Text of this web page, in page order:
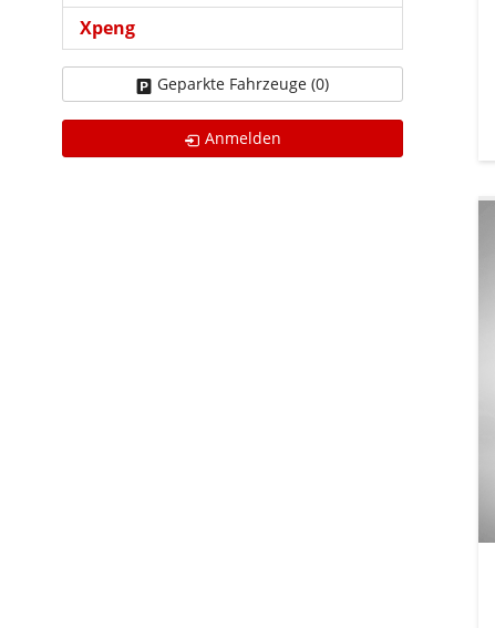
Xpeng
Geparkte Fahrzeuge (0)
Anmelden